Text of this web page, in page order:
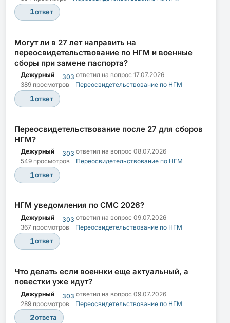
1ответ
Могут ли в 27 лет направить на
переосвидетельствование по НГМ и военные
сборы при замене паспорта?
Дежурный 303 ответил на вопрос 17.07.2026
389 просмотров
Переосвидетельствование по НГМ
1ответ
Переосвидетельствование после 27 для сборов
НГМ?
Дежурный 303 ответил на вопрос 08.07.2026
549 просмотров
Переосвидетельствование по НГМ
1ответ
НГМ уведомления по СМС 2026?
Дежурный 303 ответил на вопрос 09.07.2026
367 просмотров
Переосвидетельствование по НГМ
1ответ
Что делать если военнки еще актуальный, а
повестки уже идут?
Дежурный 303 ответил на вопрос 09.07.2026
289 просмотров
Переосвидетельствование по НГМ
2ответа